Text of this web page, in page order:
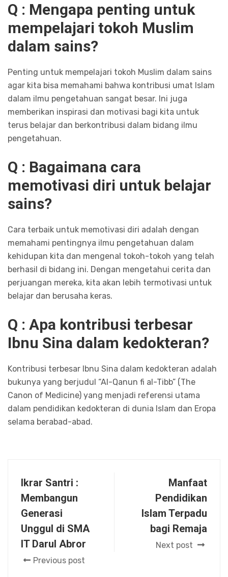
Q : Mengapa penting untuk
mempelajari tokoh Muslim
dalam sains?
Penting untuk mempelajari tokoh Muslim dalam sains
agar kita bisa memahami bahwa kontribusi umat Islam
dalam ilmu pengetahuan sangat besar. Ini juga
memberikan inspirasi dan motivasi bagi kita untuk
terus belajar dan berkontribusi dalam bidang ilmu
pengetahuan.
Q : Bagaimana cara
memotivasi diri untuk belajar
sains?
Cara terbaik untuk memotivasi diri adalah dengan
memahami pentingnya ilmu pengetahuan dalam
kehidupan kita dan mengenal tokoh-tokoh yang telah
berhasil di bidang ini. Dengan mengetahui cerita dan
perjuangan mereka, kita akan lebih termotivasi untuk
belajar dan berusaha keras.
Q : Apa kontribusi terbesar
Ibnu Sina dalam kedokteran?
Kontribusi terbesar Ibnu Sina dalam kedokteran adalah
bukunya yang berjudul “Al-Qanun fi al-Tibb” (The
Canon of Medicine) yang menjadi referensi utama
dalam pendidikan kedokteran di dunia Islam dan Eropa
selama berabad-abad.
Ikrar Santri :
Membangun
Generasi
Unggul di SMA
IT Darul Abror
Previous post
Manfaat
Pendidikan
Islam Terpadu
bagi Remaja
Next post